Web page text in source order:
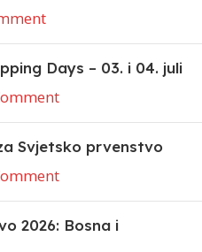
Days – 03. i 04. juli
Svjetsko prvenstvo
2026: Bosna i